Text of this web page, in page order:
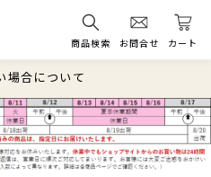
商品検索 お問合せ カート
場合について